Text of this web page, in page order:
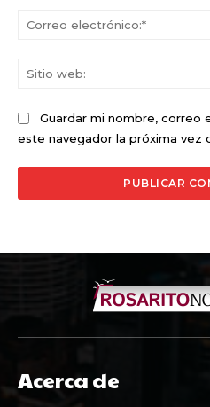
Guardar mi nombre, correo
este navegador la próxima vez
Acerca de